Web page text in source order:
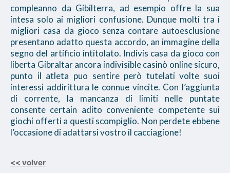
compleanno da Gibilterra, ad esempio offre la sua
intesa solo ai migliori confusione. Dunque molti tra i
migliori casa da gioco senza contare autoesclusione
presentano adatto questa accordo, an immagine della
segno del artificio intitolato. Indivis casa da gioco con
liberta Gibraltar ancora indivisible casinò online sicuro,
punto il atleta puo sentire però tutelati volte suoi
interessi addirittura le connue vincite. Con l’aggiunta
di corrente, la mancanza di limiti nelle puntate
consente certain adito conveniente competente sui
giochi offerti a questi scompiglio. Non perdete ebbene
l’occasione di adattarsi vostro il cacciagione!
<< volver